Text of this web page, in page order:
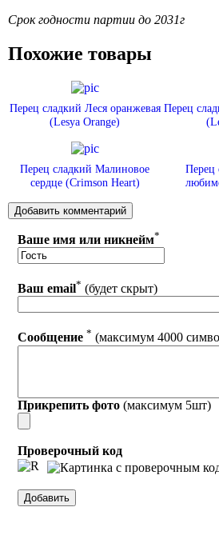
Срок годности партии до 2031г
Похожие товары
Перец сладкий Леся оранжевая
(Lesya Orange)
Перец
Перец сладкий Малиновое
сердце (Crimson Heart)
Перец
Ваше имя или никнейм*
Ваш email* (будет скрыт)
Сообщение * (максимум 4000
Прикрепить фото (максимум 5шт)
Проверочный код